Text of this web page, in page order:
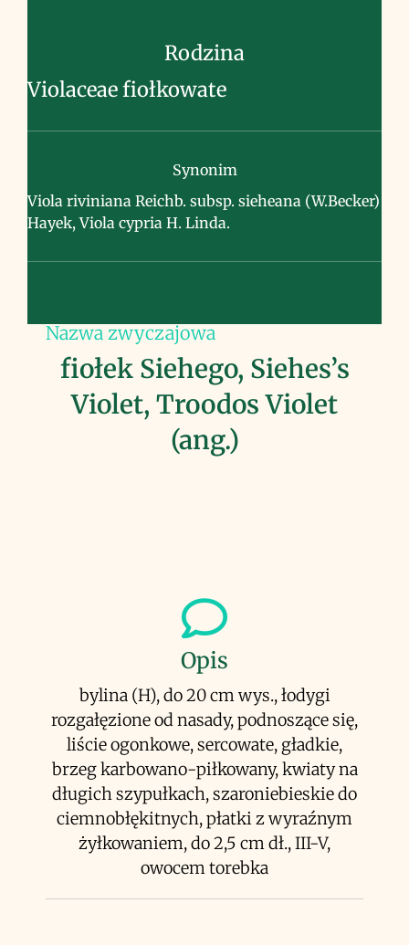
Rodzina
Violaceae fiołkowate
Synonim
Viola riviniana Reichb. subsp. sieheana (W.Becker)
Hayek, Viola cypria H. Linda.
Nazwa zwyczajowa
fiołek Siehego, Siehes’s
Violet, Troodos Violet
(ang.)
Opis
bylina (H), do 20 cm wys., łodygi
rozgałęzione od nasady, podnoszące się,
liście ogonkowe, sercowate, gładkie,
brzeg karbowano-piłkowany, kwiaty na
długich szypułkach, szaroniebieskie do
ciemnobłękitnych, płatki z wyraźnym
żyłkowaniem, do 2,5 cm dł., III-V,
owocem torebka